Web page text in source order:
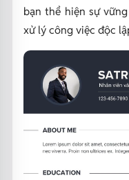
bạn thể hiện sự
xử lý công việc độc